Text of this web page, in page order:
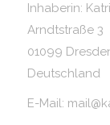
Inhaberin:
Arndtstraße 3
01099
Deutschland
E-Mail: